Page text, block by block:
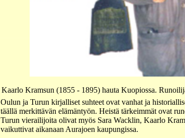
Kaarlo Kramsun (1855 - 1895) hauta Kuopiossa.
Oulun ja Turun kirjalliset suhteet ovat vanhat ja
täällä merkittävän elämäntyön. Heistä tärkeimmät ovat
Turun vierailijoita olivat myös Sara Wacklin, Kaarlo
vaikuttivat aikanaan Aurajoen kaupungissa.